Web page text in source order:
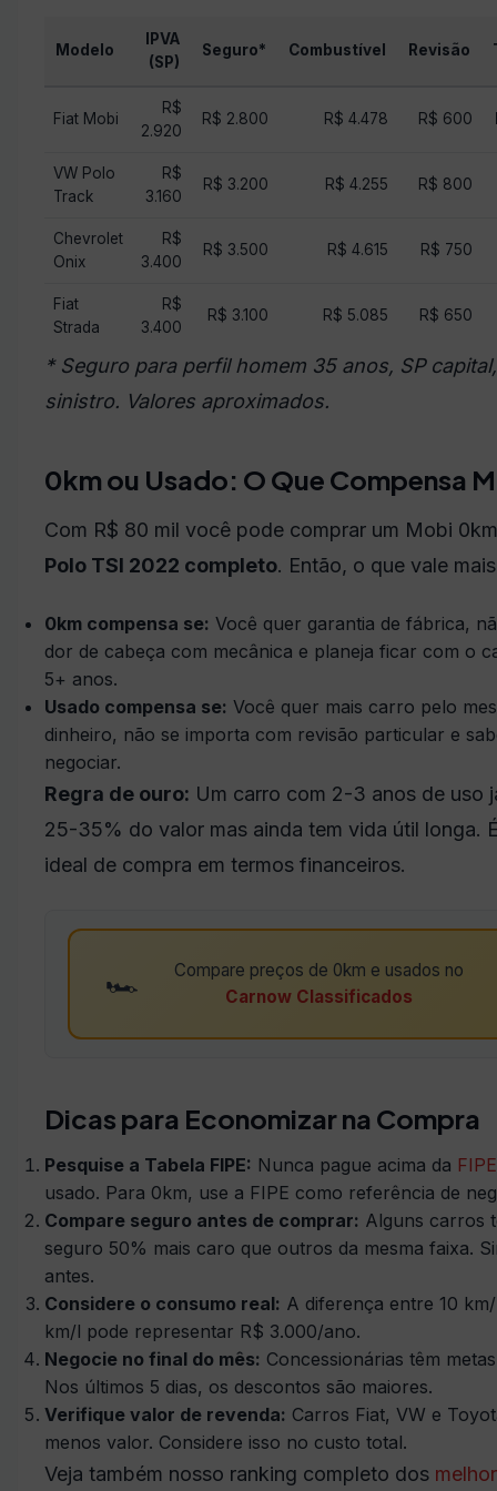
Modelo
IPVA
(SP)
Seguro* Combustível Revisão
Fiat Mobi
R$
2.920
R$ 2.800 R$ 4.478 R$ 600
VW Polo
Track
R$
3.160
R$ 3.200 R$ 4.255 R$ 800
Chevrolet
Onix
R$
3.400
R$ 3.500 R$ 4.615 R$ 750
Fiat
Strada
R$
3.400
R$ 3.100 R$ 5.085 R$ 650
* Seguro para perfil homem 35 anos, SP
sinistro. Valores aproximados.
0km ou Usado: O Que Compensa
Com R$ 80 mil você pode comprar um Mobi
Polo TSI 2022 completo. Então, o que vale
0km compensa se: Você quer garantia de fábrica,
dor de cabeça com mecânica e planeja ficar com o
5+ anos.
Usado compensa se: Você quer mais carro pelo
dinheiro, não se importa com revisão particular e
negociar.
Regra de ouro: Um carro com 2-3 anos de uso
25-35% do valor mas ainda tem vida útil longa.
ideal de compra em termos financeiros.
🏎
Compare preços de 0km e usados no
Carnow Classificados
Dicas para Economizar na Compra
Pesquise a Tabela FIPE: Nunca pague acima da FIPE
usado. Para 0km, use a FIPE como referência de
Compare seguro antes de comprar: Alguns carros
seguro 50% mais caro que outros da mesma faixa.
antes.
Considere o consumo real: A diferença entre 10
km/l pode representar R$ 3.000/ano.
Negocie no final do mês: Concessionárias têm
Nos últimos 5 dias, os descontos são maiores.
Verifique valor de revenda: Carros Fiat, VW e
menos valor. Considere isso no custo total.
Veja também nosso ranking completo dos